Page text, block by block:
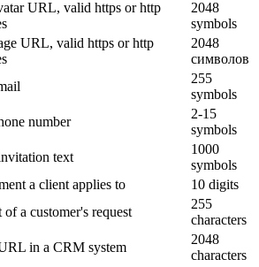
URL, valid https or http
2048
symbols
URL, valid https or http
2048
символов
255
symbols
number
2-15
symbols
text
1000
symbols
a client applies to
10 digits
of a customer's request
255
characters
in a CRM system
2048
characters